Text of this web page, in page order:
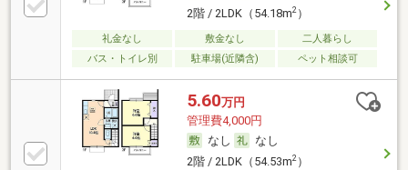
2階 / 2LDK（54.18m2）
礼金なし 敷金なし
二人暮らし
バス・トイレ別
駐車場(近隣含) ペット相談可
5.60万円
管理費4,000円
なし
なし
2階 / 2LDK（54.53m2）